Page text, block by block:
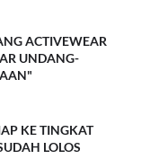
ACTIVEWEAR
UNDANG-
KE TINGKAT
LOLOS